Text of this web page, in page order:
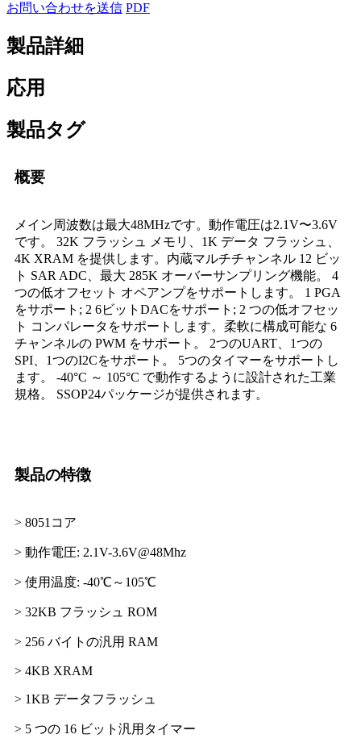
お問い合わせを送信 PDF
製品詳細
応用
製品タグ
概要
メイン周波数は最大48MHzです。動作電圧は2.1V〜3.6V
です。 32K フラッシュ メモリ、1K データ フラッシュ、
4K XRAM を提供します。内蔵マルチチャンネル 12 ビッ
ト SAR ADC、最大 285K オーバーサンプリング機能。 4
つの低オフセット オペアンプをサポートします。 1 PGA
をサポート; 2 6ビットDACをサポート; 2 つの低オフセッ
ト コンパレータをサポートします。柔軟に構成可能な 6
チャンネルの PWM をサポート。 2つのUART、1つの
SPI、1つのI2Cをサポート。 5つのタイマーをサポートし
ます。 -40°C ～ 105°C で動作するように設計された工業
規格。 SSOP24パッケージが提供されます。
製品の特徴
> 8051コア
> 動作電圧: 2.1V-3.6V@48Mhz
> 使用温度: -40℃～105℃
> 32KB フラッシュ ROM
> 256 バイトの汎用 RAM
> 4KB XRAM
> 1KB データフラッシュ
> 5 つの 16 ビット汎用タイマー